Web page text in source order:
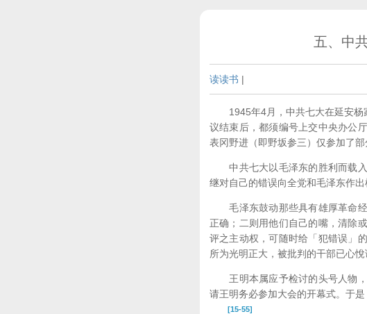
五、中
读读书 |
1945年4月，中共七大在延安杨
议结束后，都须编号上交中央办公
表冈野进（即野坂参三）仅参加了部
中共七大以毛泽东的胜利而载入
继对自己的错误向全党和毛泽东作出
毛泽东鼓动那些具有雄厚革命经
正确；二则用他们自己的嘴，清除
评之主动权，可随时给「犯错误」
所为光明正大，被批判的干部已心
王明本属应予检讨的头号人物，
请王明务必参加大会的开幕式。于
[15-55]